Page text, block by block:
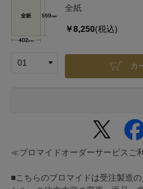
全紙
￥8,250(税込)
カ
≪ブロマイドオーダーサービスご
■こちらのブロマイドは受注製造